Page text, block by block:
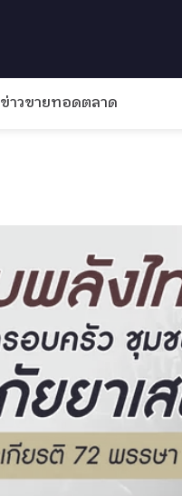
ข่าวขายทอดตลาด